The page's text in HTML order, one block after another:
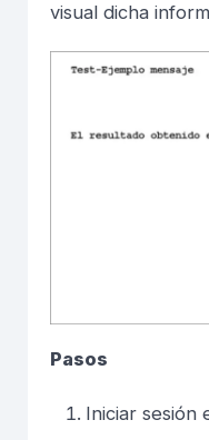
visual dicha
Pasos
Iniciar sesión